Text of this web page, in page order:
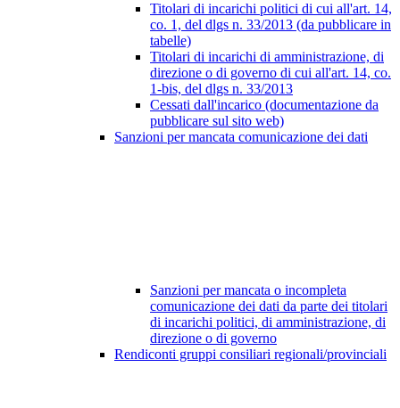
Titolari di incarichi politici di cui all'art. 14,
co. 1, del dlgs n. 33/2013 (da pubblicare in
tabelle)
Titolari di incarichi di amministrazione, di
direzione o di governo di cui all'art. 14, co.
1-bis, del dlgs n. 33/2013
Cessati dall'incarico (documentazione da
pubblicare sul sito web)
Sanzioni per mancata comunicazione dei dati
Sanzioni per mancata o incompleta
comunicazione dei dati da parte dei titolari
di incarichi politici, di amministrazione, di
direzione o di governo
Rendiconti gruppi consiliari regionali/provinciali